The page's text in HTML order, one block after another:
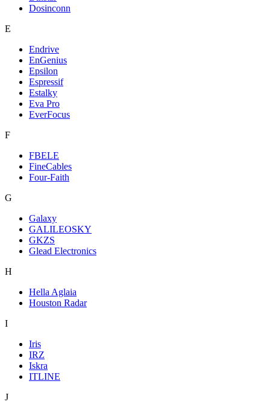
Dosinconn
E
Endrive
EnGenius
Epsilon
Espressif
Estalky
Eva Pro
EverFocus
F
FBELE
FineCables
Four-Faith
G
Galaxy
GALILEOSKY
GKZS
Glead Electronics
H
Hella Aglaia
Houston Radar
I
Iris
IRZ
Iskra
ITLINE
J